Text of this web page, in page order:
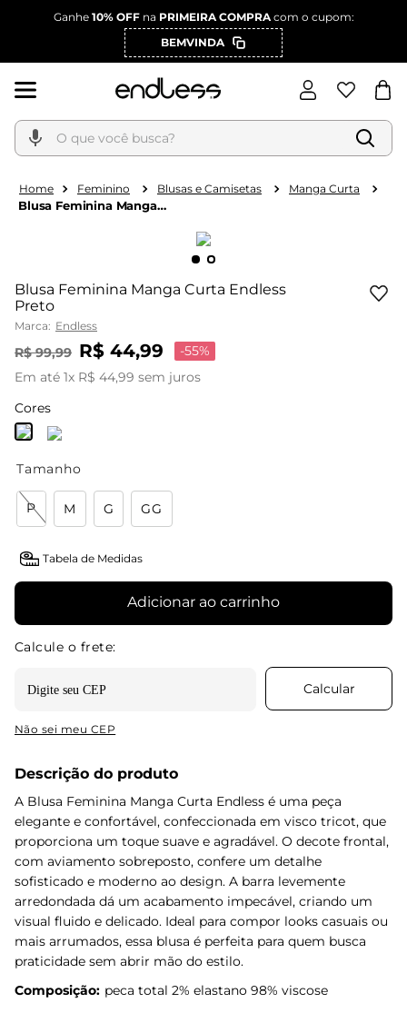
Ganhe 10% OFFna PRIMEIRA COMPRAcom o cupom:
BEMVINDA
O que você busca?
Feminino Blusas e Camisetas Manga Curta
Blusa Feminina Manga
Blusa Feminina Manga Curta Endless
Preto
Marca: Endless
R$ 99,99 R$ 44,99 -55%
Em até 1x R$ 44,99 sem juros
Cores
Tamanho
P M G GG
Tabela de Medidas
Adicionar ao carrinho
Não sei meu CEP
Descrição do produto
A Blusa Feminina Manga Curta Endless é uma peça
elegante e confortável, confeccionada em visco tricot, que
proporciona um toque suave e agradável. O decote frontal,
com aviamento sobreposto, confere um detalhe
sofisticado e moderno ao design. A barra levemente
arredondada dá um acabamento impecável, criando um
visual fluido e delicado. Ideal para compor looks casuais ou
mais arrumados, essa blusa é perfeita para quem busca
praticidade sem abrir mão do estilo.
Composição: peca total 2% elastano 98% viscose